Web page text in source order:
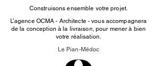
Construisons ensemble votre projet.
L’agence OCMA - Architecte - vous accompagnera
de la conception à la livraison, pour mener à bien
votre réalisation.
Le Pian-Médoc